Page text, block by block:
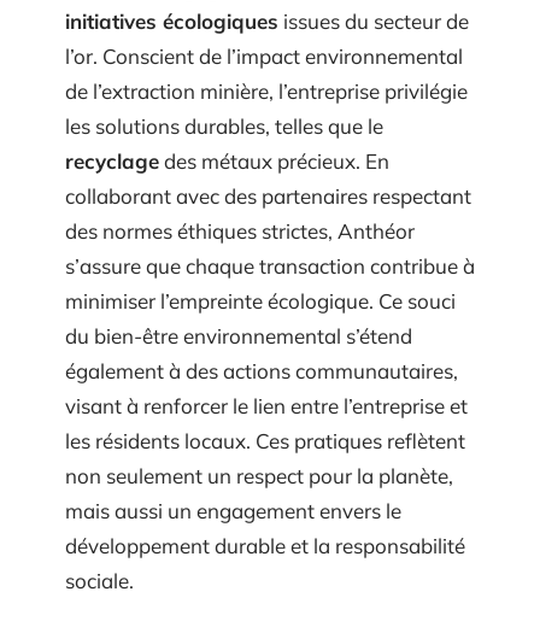
initiatives écologiques issues du secteur de
l’or. Conscient de l’impact environnemental
de l’extraction minière, l’entreprise privilégie
les solutions durables, telles que le
recyclagedes métaux précieux. En
collaborant avec des partenaires respectant
des normes éthiques strictes, Anthéor
s’assure que chaque transaction contribue à
minimiser l’empreinte écologique. Ce souci
du bien-être environnemental s’étend
également à des actions communautaires,
visant à renforcer le lien entre l’entreprise et
les résidents locaux. Ces pratiques reflètent
non seulement un respect pour la planète,
mais aussi un engagement envers le
développement durable et la responsabilité
sociale.